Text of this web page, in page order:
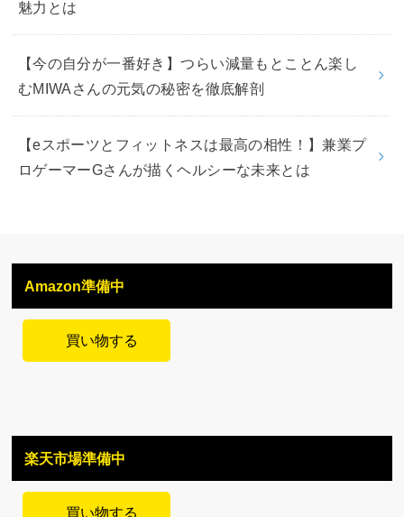
魅力とは
【今の自分が一番好き】つらい減量もとことん楽し
むMIWAさんの元気の秘密を徹底解剖
【eスポーツとフィットネスは最高の相性！】兼業プ
ロゲーマーGさんが描くヘルシーな未来とは
Amazon準備中
買い物する
楽天市場準備中
買い物する